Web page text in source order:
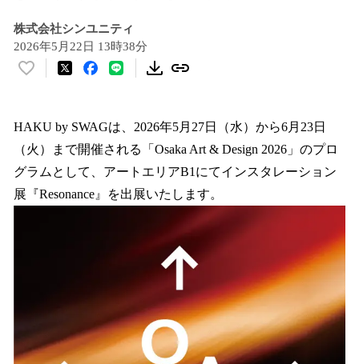
株式会社シンユニティ
2026年5月22日 13時38分
い
！
数
を
読
み
込
HAKU by SWAGは、2026年5月27日（水）から6月23日
（火）まで開催される「Osaka Art & Design 2026」のプロ
グラムとして、アートエリアB1にてインスタレーション
展『Resonance』を出展いたします。